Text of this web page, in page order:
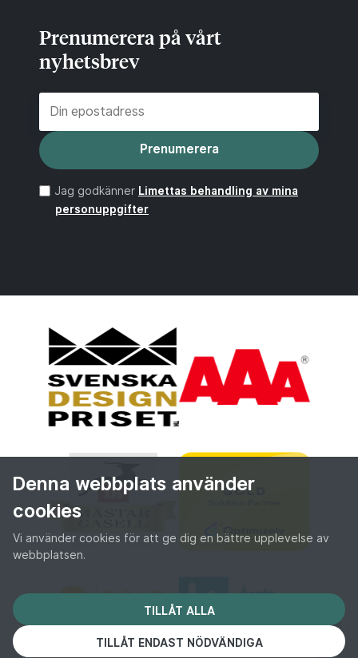
Denna webbplats använder
cookies
Vi använder cookies för att ge dig en bättre upplevelse av
webbplatsen.
TILLÅT ALLA
TILLÅT ENDAST NÖDVÄNDIGA
Prenumerera på vårt
nyhetsbrev
Prenumerera
Jag godkänner Limettas behandling av mina
personuppgifter